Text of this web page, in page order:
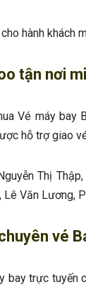
hành khách
tận nơi
Vé máy bay
hỗ trợ giao
Thị
Lê Văn Lương,
vé
bay trực tuyến